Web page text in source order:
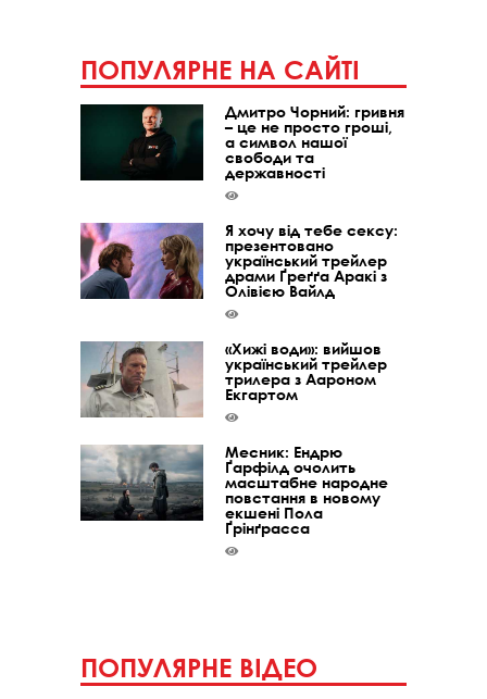
ПОПУЛЯРНЕ НА САЙТІ
Дмитро Чорний: гривня
– це не просто гроші,
а символ нашої
свободи та
державності
Я хочу від тебе сексу:
презентовано
український трейлер
драми Ґреґґа Аракі з
Олівією Вайлд
«Хижі води»: вийшов
український трейлер
трилера з Аароном
Екгартом
Месник: Ендрю
Ґарфілд очолить
масштабне народне
повстання в новому
екшені Пола
Ґрінґрасса
ПОПУЛЯРНЕ ВІДЕО